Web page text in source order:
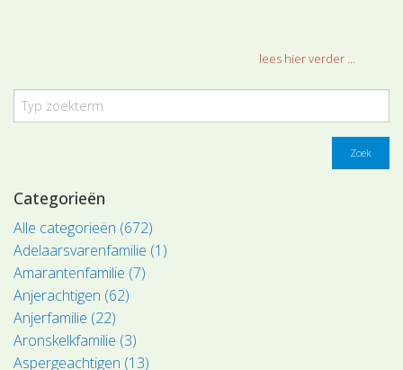
lees hier verder ...
Zoek
Categorieën
Alle categorieën (672)
Adelaarsvarenfamilie (1)
Amarantenfamilie (7)
Anjerachtigen (62)
Anjerfamilie (22)
Aronskelkfamilie (3)
Aspergeachtigen (13)